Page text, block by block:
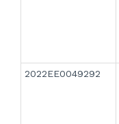
2022EE0049292